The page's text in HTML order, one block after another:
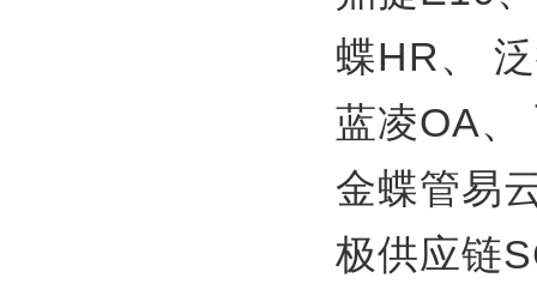
蝶HR、
蓝凌OA、
金蝶管易
极供应链